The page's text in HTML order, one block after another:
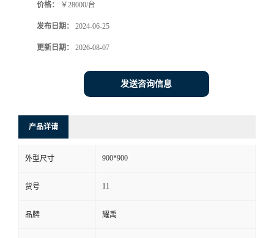
价格： ￥28000/台
发布日期： 2024-06-25
更新日期： 2026-08-07
发送咨询信息
产品详请
外型尺寸 900*900
货号 11
品牌 耀禹